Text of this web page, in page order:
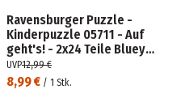
Ravensburger Puzzle -
Kinderpuzzle 05711 - Auf
geht's! - 2x24 Teile Bluey
Puzzle für Kinder ab 4 Jahren
8,99 € / 1 Stk.
UVP12,99 €